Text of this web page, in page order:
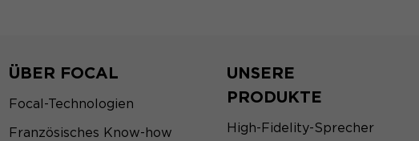
ÜBER FOCAL
Focal-Technologien
Französisches Know-how
UNSERE
PRODUKTE
High-Fidelity-Sprecher